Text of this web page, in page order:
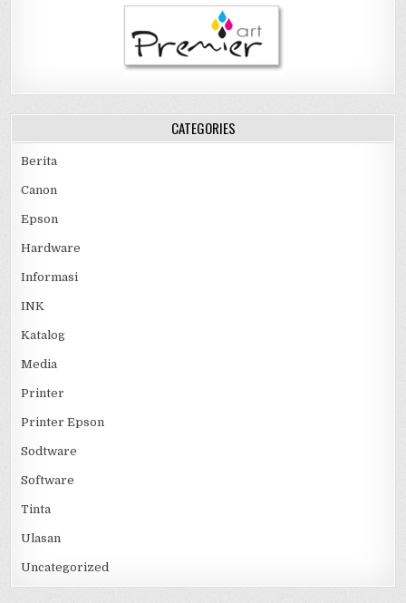
CATEGORIES
Berita
Canon
Epson
Hardware
Informasi
INK
Katalog
Media
Printer
Printer Epson
Sodtware
Software
Tinta
Ulasan
Uncategorized